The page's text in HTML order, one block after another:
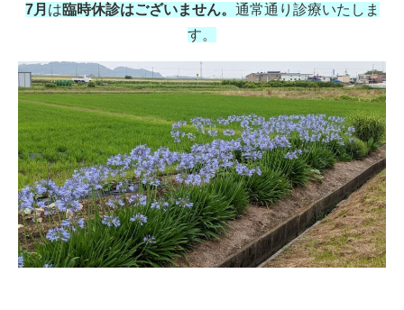
7月 は臨時休診はございません。 通常通り診療いたしま
す。